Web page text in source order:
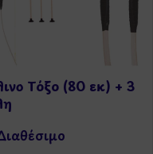
Τόξο (80 εκ) + 3